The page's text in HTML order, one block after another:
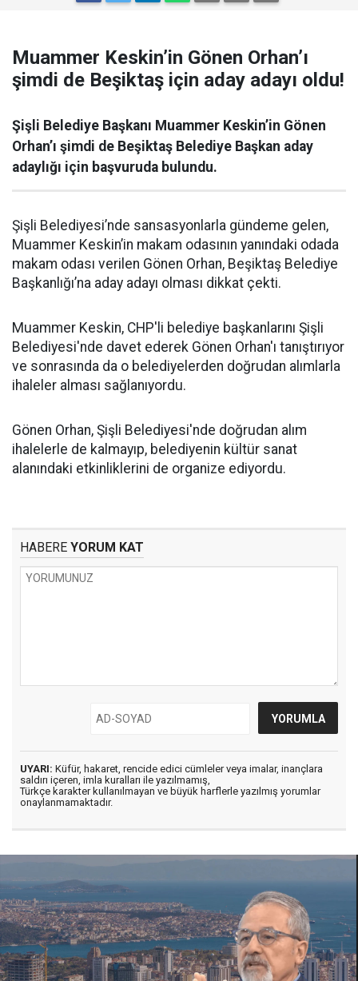
Muammer Keskin’in Gönen Orhan’ı
şimdi de Beşiktaş için aday adayı oldu!
Şişli Belediye Başkanı Muammer Keskin’in Gönen
Orhan’ı şimdi de Beşiktaş Belediye Başkan aday
adaylığı için başvuruda bulundu.
Şişli Belediyesi’nde sansasyonlarla gündeme gelen,
Muammer Keskin’in makam odasının yanındaki odada
makam odası verilen Gönen Orhan, Beşiktaş Belediye
Başkanlığı’na aday adayı olması dikkat çekti.
Muammer Keskin, CHP'li belediye başkanlarını Şişli
Belediyesi'nde davet ederek Gönen Orhan'ı tanıştırıyor
ve sonrasında da o belediyelerden doğrudan alımlarla
ihaleler alması sağlanıyordu.
Gönen Orhan, Şişli Belediyesi'nde doğrudan alım
ihalelerle de kalmayıp, belediyenin kültür sanat
alanındaki etkinliklerini de organize ediyordu.
HABERE YORUM KAT
UYARI: Küfür, hakaret, rencide edici cümleler veya imalar, inançlara
saldırı içeren, imla kuralları ile yazılmamış,
Türkçe karakter kullanılmayan ve büyük harflerle yazılmış yorumlar
onaylanmamaktadır.